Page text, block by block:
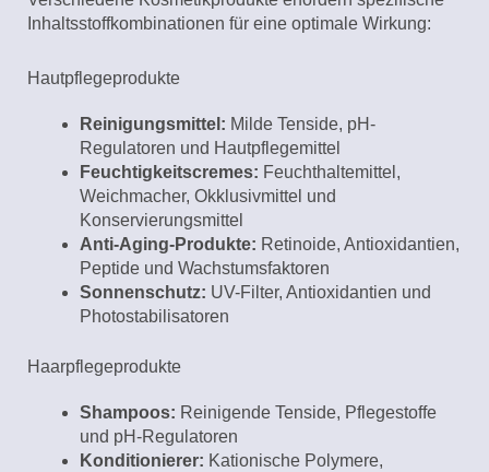
Inhaltsstoffkombinationen für eine optimale Wirkung:
Hautpflegeprodukte
Reinigungsmittel: Milde Tenside, pH-
Regulatoren und Hautpflegemittel
Feuchtigkeitscremes: Feuchthaltemittel,
Weichmacher, Okklusivmittel und
Konservierungsmittel
Anti-Aging-Produkte: Retinoide, Antioxidantien,
Peptide und Wachstumsfaktoren
Sonnenschutz: UV-Filter, Antioxidantien und
Photostabilisatoren
Haarpflegeprodukte
Shampoos: Reinigende Tenside, Pflegestoffe
und pH-Regulatoren
Konditionierer: Kationische Polymere,